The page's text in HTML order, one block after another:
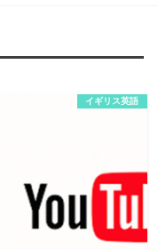
イギリス英語